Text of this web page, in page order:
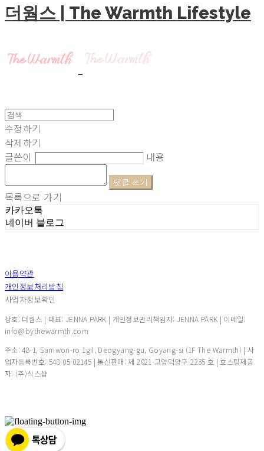
더웜스 | The Warmth Lifestyle
수정하기
삭제하기
글쓴이
내용
댓글 쓰기
목록으로 가기
카카오톡
네이버 블로그
이용약관
개인정보처리방침
사업자정보확인
상호: 더웜스 | 대표: JENNA PARK | 개인정보관리책임자: JENNA PARK | 이메일:
info@bythewarmth.com
주소: 48-1, Samwon-ro 1gil, Deogyang-gu, Goyang-si (1F The Warmth) | 사
업자등록번호: 548-05-02145 | 통신판매:제 2021-고양덕양구-2235 호 | 호스팅제공
자: (주)식스샵